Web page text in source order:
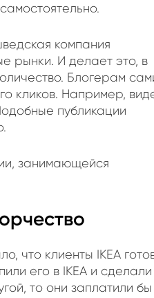
компания
рынки. И делает это, в
Блогерам
кликов. Например,
публикации
занимающейся
что клиенты IKEA
его в IKEA и сделали
то они заплатили бы